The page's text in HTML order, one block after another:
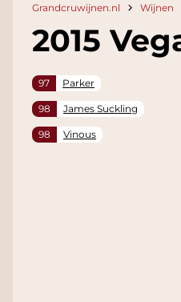
Grandcruwijnen.nl Wijnen
2015
97 Parker
98 James Suckling
98 Vinous